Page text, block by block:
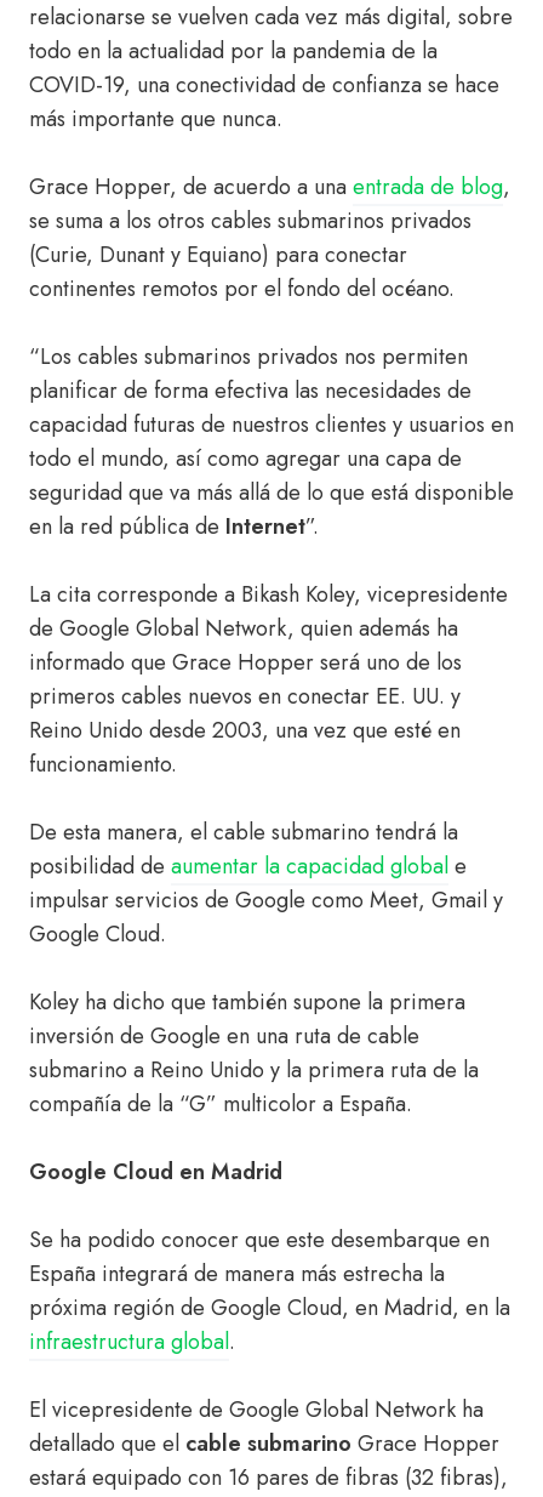
relacionarse se vuelven cada vez más digital, sobre
todo en la actualidad por la pandemia de la
COVID-19, una conectividad de confianza se hace
más importante que nunca.
Grace Hopper, de acuerdo a unaentrada de blog,
se suma a los otros cables submarinos privados
(Curie, Dunant y Equiano) para conectar
continentes remotos por el fondo del océano.
“Los cables submarinos privados nos permiten
planificar de forma efectiva las necesidades de
capacidad futuras de nuestros clientes y usuarios en
todo el mundo, así como agregar una capa de
seguridad que va más allá de lo que está disponible
en la red pública de Internet”.
La cita corresponde a Bikash Koley, vicepresidente
de Google Global Network, quien además ha
informado que Grace Hopper será uno de los
primeros cables nuevos en conectar EE. UU. y
Reino Unido desde 2003, una vez que esté en
funcionamiento.
De esta manera, el cable submarino tendrá la
posibilidad de aumentar la capacidad globale
impulsar servicios de Google como Meet, Gmail y
Google Cloud.
Koley ha dicho que también supone la primera
inversión de Google en una ruta de cable
submarino a Reino Unido y la primera ruta de la
compañía de la “G” multicolor a España.
Google Cloud en Madrid
Se ha podido conocer que este desembarque en
España integrará de manera más estrecha la
próxima región de Google Cloud, en Madrid, en la
infraestructura global.
El vicepresidente de Google Global Network ha
detallado que el cable submarino Grace Hopper
estará equipado con 16 pares de fibras (32 fibras),